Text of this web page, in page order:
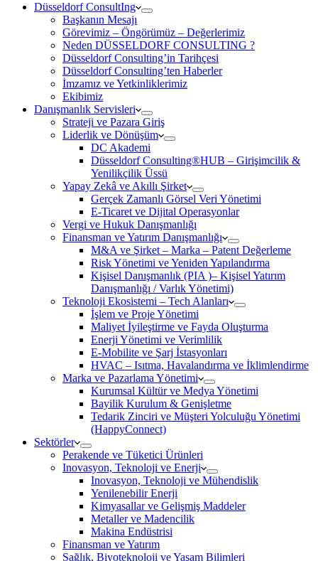
Düsseldorf ConsultIng
Başkanın Mesajı
Görevimiz – Öngörümüz – Değerlerimiz
Neden DÜSSELDORF CONSULTING ?
Düsseldorf Consulting’in Tarihçesi
Düsseldorf Consulting’ten Haberler
İmzamız ve Yetkinliklerimiz
Ekibimiz
Danışmanlık Servisleri
Strateji ve Pazara Giriş
Liderlik ve Dönüşüm
DC Akademi
Düsseldorf Consulting®HUB – Girişimcilik &
Yenilikçilik Üssü
Yapay Zekâ ve Akıllı Şirket
Gerçek Zamanlı Görsel Veri Yönetimi
E-Ticaret ve Dijital Operasyonlar
Vergi ve Hukuk Danışmanlığı
Finansman ve Yatırım Danışmanlığı
M&A ve Şirket – Marka – Patent Değerleme
Risk Yönetimi ve Yeniden Yapılandırma
Kişisel Danışmanlık (PIA )– Kişisel Yatırım
Danışmanlığı / Varlık Yönetimi)
Teknoloji Ekosistemi – Tech Alanları
İşlem ve Proje Yönetimi
Maliyet İyileştirme ve Fayda Oluşturma
Enerji Yönetimi ve Verimlilik
E-Mobilite ve Şarj İstasyonları
HVAC – Isıtma, Havalandırma ve İklimlendirme
Marka ve Pazarlama Yönetimi
Kurumsal Kültür ve Medya Yönetimi
Bayilik Kurulum & Genişletme
Tedarik Zinciri ve Müşteri Yolculuğu Yönetimi
(HappyConnect)
Sektörler
Perakende ve Tüketici Ürünleri
Inovasyon, Teknoloji ve Enerji
Inovasyon, Teknoloji ve Mühendislik
Yenilenebilir Enerji
Kimyasallar ve Gelişmiş Maddeler
Metaller ve Madencilik
Makina Endüstrisi
Finansman ve Yatırım
Sağlık, Biyoteknoloji ve Yaşam Bilimleri